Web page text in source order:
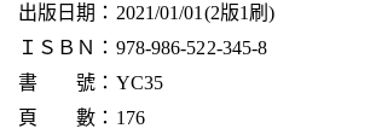
出版日期：2021/01/01(2版1刷)
ＩＳＢＮ：978-986-522-345-8
書 號：YC35
頁 數：176